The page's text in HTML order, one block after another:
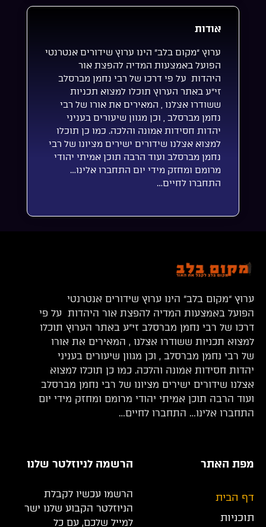
אודות
ערוץ “מקום בלב” הינו ערוץ שידורים אנטרנטי
הפועל באמצעות המדיה להפצת אור
היהדות על פי דרכו של רבי נחמן מברסלב
זי”ע באתר הערוץ תוכלו למצוא תכניות
ששודרו אצלנו , המאירים את אורו של רבי
נחמן מברסלב , וכן מגוון שיעורים בעניני
יהדות חסידות אמונה והלכה. כמו כן תוכלו
למצוא אצלנו שידורים ישירים מציונו של רבי
נחמן מברסלב ועוד הרבה תוכן אמיתי יהודי
מרומם ומחזק מידי יום התחברו אלינו…
התחברו לחיים…
ערוץ “מקום בלב” הינו ערוץ שידורים אנטרנטי
הפועל באמצעות המדיה להפצת אור היהדות על פי
דרכו של רבי נחמן מברסלב זי”ע באתר הערוץ תוכלו
למצוא תכניות ששודרו אצלנו , המאירים את אורו
של רבי נחמן מברסלב , וכן מגוון שיעורים בעניני
יהדות חסידות אמונה והלכה. כמו כן תוכלו למצוא
אצלנו שידורים ישירים מציונו של רבי נחמן מברסלב
ועוד הרבה תוכן אמיתי יהודי מרומם ומחזק מידי יום
התחברו אלינו… התחברו לחיים…
מפת האתר
דף הבית
תוכניות
הרשמה לניוזלטר שלנו
הרשמו עכשיו לקבלת
הניוזלטר הקבוע שלנו ישר
למייל שלכם, עם כל